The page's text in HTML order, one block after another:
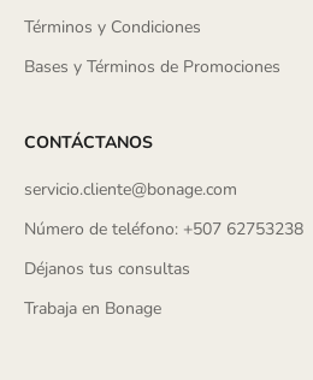
Términos y Condiciones
Bases y Términos de Promociones
CONTÁCTANOS
servicio.cliente@bonage.com
Número de teléfono: +507 62753238
Déjanos tus consultas
Trabaja en Bonage